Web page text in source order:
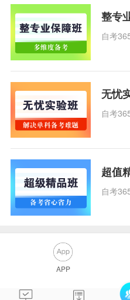
整专
自考
无忧
自考
超值
自考
APP